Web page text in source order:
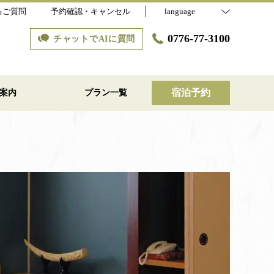
ご質問 予約確認・キャンセル language
チャットでAIに質問 0776-77-3100
内 プラン一覧 宿泊予約